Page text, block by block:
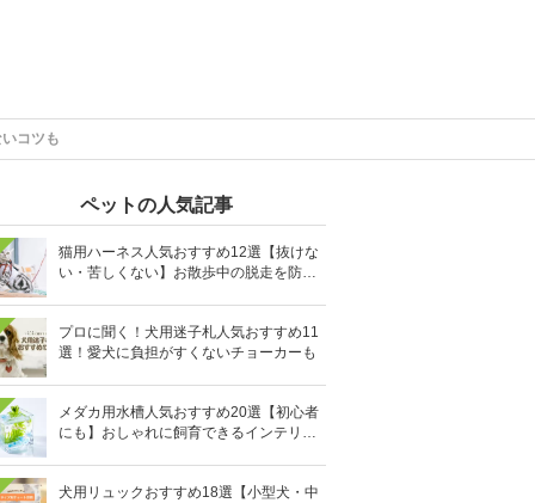
コツも
ペットの人気記事
猫用ハーネス人気おすすめ12選【抜けな
い・苦しくない】お散歩中の脱走を防止
プロに聞く！犬用迷子札人気おすすめ11
選！愛犬に負担がすくないチョーカーも
メダカ用水槽人気おすすめ20選【初心者
にも】おしゃれに飼育できるインテリア
犬用リュックおすすめ18選【小型犬・中